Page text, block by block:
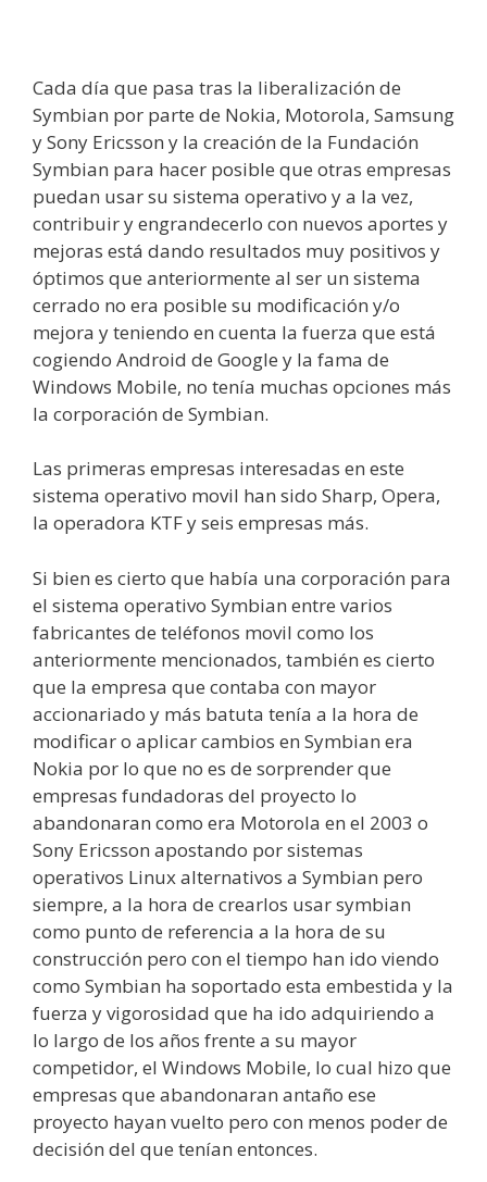
Cada día que pasa tras la liberalización de
Symbian por parte de Nokia, Motorola, Samsung
y Sony Ericsson y la creación de la Fundación
Symbian para hacer posible que otras empresas
puedan usar su sistema operativo y a la vez,
contribuir y engrandecerlo con nuevos aportes y
mejoras está dando resultados muy positivos y
óptimos que anteriormente al ser un sistema
cerrado no era posible su modificación y/o
mejora y teniendo en cuenta la fuerza que está
cogiendo Android de Google y la fama de
Windows Mobile, no tenía muchas opciones más
la corporación de Symbian.
Las primeras empresas interesadas en este
sistema operativo movil han sido Sharp, Opera,
la operadora KTF y seis empresas más.
Si bien es cierto que había una corporación para
el sistema operativo Symbian entre varios
fabricantes de teléfonos movil como los
anteriormente mencionados, también es cierto
que la empresa que contaba con mayor
accionariado y más batuta tenía a la hora de
modificar o aplicar cambios en Symbian era
Nokia por lo que no es de sorprender que
empresas fundadoras del proyecto lo
abandonaran como era Motorola en el 2003 o
Sony Ericsson apostando por sistemas
operativos Linux alternativos a Symbian pero
siempre, a la hora de crearlos usar symbian
como punto de referencia a la hora de su
construcción pero con el tiempo han ido viendo
como Symbian ha soportado esta embestida y la
fuerza y vigorosidad que ha ido adquiriendo a
lo largo de los años frente a su mayor
competidor, el Windows Mobile, lo cual hizo que
empresas que abandonaran antaño ese
proyecto hayan vuelto pero con menos poder de
decisión del que tenían entonces.